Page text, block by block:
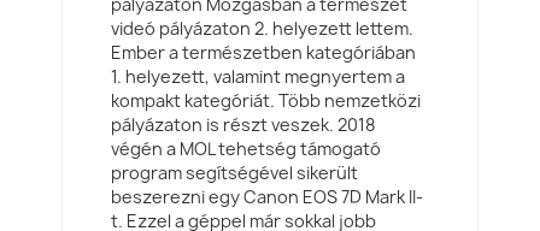
videó pályázaton 2. helyezett lettem.
Ember a természetben kategóriában
1. helyezett, valamint megnyertem a
kompakt kategóriát. Több nemzetközi
pályázaton is részt veszek. 2018
végén a MOL tehetség támogató
program segítségével sikerült
beszerezni egy Canon EOS 7D Mark II-
t. Ezzel a géppel már sokkal jobb